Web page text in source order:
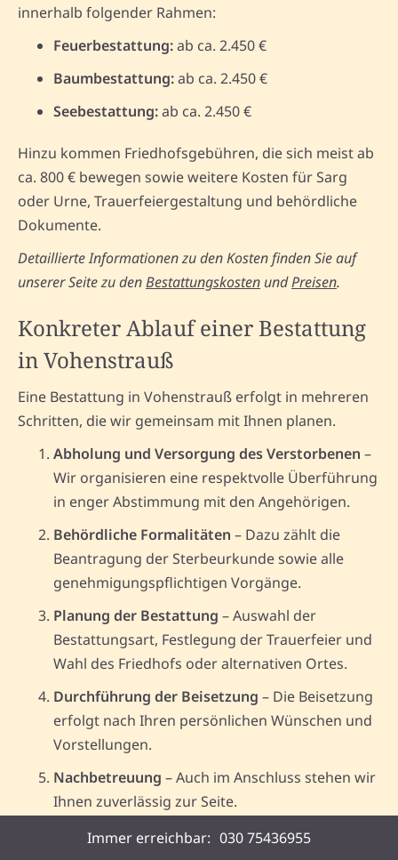
innerhalb folgender Rahmen:
Feuerbestattung:ab ca. 2.450 €
Baumbestattung:ab ca. 2.450 €
Seebestattung:ab ca. 2.450 €
Hinzu kommen Friedhofsgebühren, die sich meist ab
ca. 800 € bewegen sowie weitere Kosten für Sarg
oder Urne, Trauerfeiergestaltung und behördliche
Dokumente.
Detaillierte Informationen zu den Kosten finden Sie auf
unserer Seite zu denBestattungskosten undPreisen.
Konkreter Ablauf einer Bestattung
in Vohenstrauß
Eine Bestattung in Vohenstrauß erfolgt in mehreren
Schritten, die wir gemeinsam mit Ihnen planen.
Abholung und Versorgung des Verstorbenen –
Wir organisieren eine respektvolle Überführung
in enger Abstimmung mit den Angehörigen.
Behördliche Formalitäten – Dazu zählt die
Beantragung der Sterbeurkunde sowie alle
genehmigungspflichtigen Vorgänge.
Planung der Bestattung – Auswahl der
Bestattungsart, Festlegung der Trauerfeier und
Wahl des Friedhofs oder alternativen Ortes.
Durchführung der Beisetzung – Die Beisetzung
erfolgt nach Ihren persönlichen Wünschen und
Vorstellungen.
Nachbetreuung – Auch im Anschluss stehen wir
Ihnen zuverlässig zur Seite.
Erforderliche Dokumente:
Immer erreichbar: 030 75436955